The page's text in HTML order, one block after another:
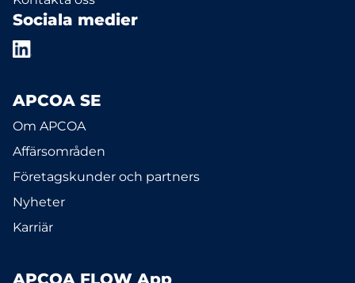
Sociala medier
APCOA SE
Om APCOA
Affärsområden
Företagskunder och partners
Nyheter
Karriär
APCOA FLOW App